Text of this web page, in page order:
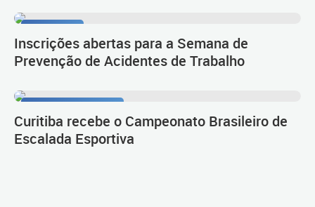
Inscrições abertas para a Semana de
Prevenção de Acidentes de Trabalho
Curitiba recebe o Campeonato Brasileiro de
Escalada Esportiva